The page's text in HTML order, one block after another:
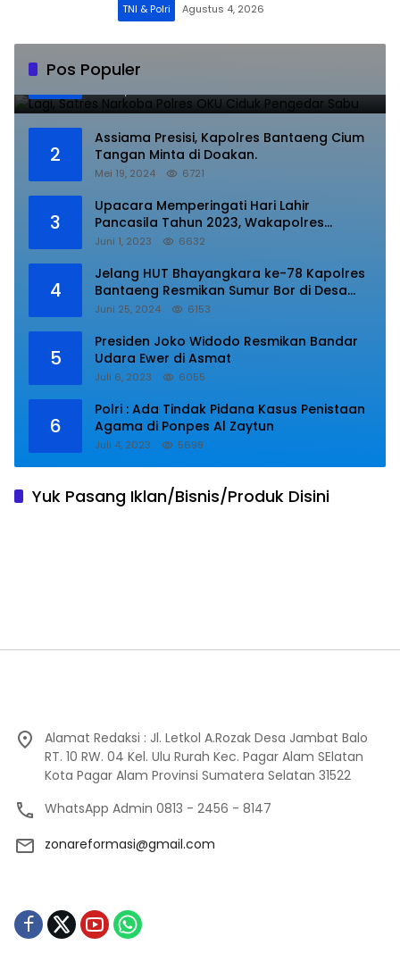
TNI & Polri Agustus 4, 2026
Pos Populer
1
Pengedar Sabu
Juli 10, 2023 8839
2
Assiama Presisi, Kapolres Bantaeng Cium
Tangan Minta di Doakan.
Mei 19, 2024 6721
3
Upacara Memperingati Hari Lahir
Pancasila Tahun 2023, Wakapolres
Lampung Utara Bacakan Amanat Kepala
Juni 1, 2023 6632
4
Jelang HUT Bhayangkara ke-78 Kapolres
Bantaeng Resmikan Sumur Bor di Desa
Kaloling Bantaeng
Juni 25, 2024 6153
5
Presiden Joko Widodo Resmikan Bandar
Udara Ewer di Asmat
Juli 6, 2023 6055
6
Polri : Ada Tindak Pidana Kasus Penistaan
Agama di Ponpes Al Zaytun
Juli 4, 2023 5699
Yuk Pasang Iklan/Bisnis/Produk Disini
Alamat Redaksi : Jl. Letkol A.Rozak Desa Jambat Balo
RT. 10 RW. 04 Kel. Ulu Rurah Kec. Pagar Alam SElatan
Kota Pagar Alam Provinsi Sumatera Selatan 31522
WhatsApp Admin 0813 - 2456 - 8147
zonareformasi@gmail.com